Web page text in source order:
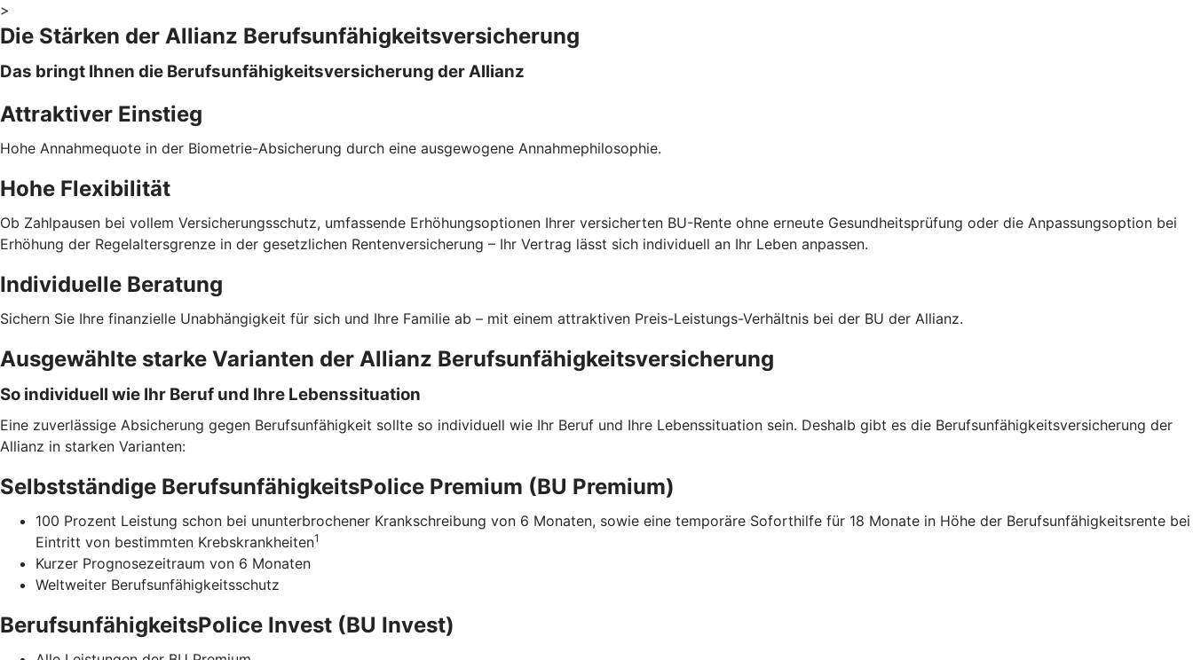
>
Die Stärken der Allianz Berufsunfähigkeitsversicherung
Das bringt Ihnen die Berufsunfähigkeitsversicherung der Allianz
Attraktiver Einstieg
Hohe Annahmequote in der Biometrie-Absicherung durch eine ausgewogene Annahmephilosophie.
Hohe Flexibilität
Ob Zahlpausen bei vollem Versicherungsschutz, umfassende Erhöhungsoptionen Ihrer versicherten BU-Rente ohne erneute Gesundheitsprüfung oder die Anpassungsoption bei
Erhöhung der Regelaltersgrenze in der gesetzlichen Rentenversicherung – Ihr Vertrag lässt sich individuell an Ihr Leben anpassen.
Individuelle Beratung
Sichern Sie Ihre finanzielle Unabhängigkeit für sich und Ihre Familie ab – mit einem attraktiven Preis-Leistungs-Verhältnis bei der BU der Allianz.
Ausgewählte starke Varianten der Allianz Berufsunfähigkeitsversicherung
So individuell wie Ihr Beruf und Ihre Lebenssituation
Eine zuverlässige Absicherung gegen Berufsunfähigkeit sollte so individuell wie Ihr Beruf und Ihre Lebenssituation sein. Deshalb gibt es die Berufsunfähigkeitsversicherung der
Allianz in starken Varianten:
Selbstständige BerufsunfähigkeitsPolice Premium (BU Premium)
100 Prozent Leistung schon bei ununterbrochener Krankschreibung von 6 Monaten, sowie eine temporäre Soforthilfe für 18 Monate in Höhe der Berufsunfähigkeitsrente bei
Eintritt von bestimmten Krebskrankheiten1
Kurzer Prognosezeitraum von 6 Monaten
Weltweiter Berufsunfähigkeitsschutz
BerufsunfähigkeitsPolice Invest (BU Invest)